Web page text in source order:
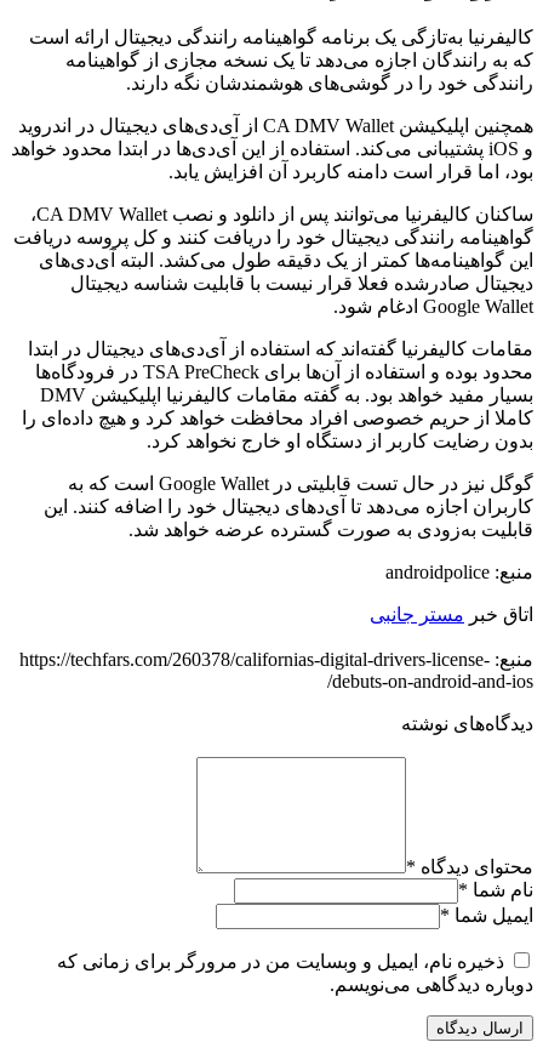
کالیفرنیا به‌تازگی یک برنامه گواهینامه رانندگی دیجیتال ارائه است
که به رانندگان اجازه می‌دهد تا یک نسخه مجازی از گواهینامه
رانندگی خود را در گوشی‌های هوشمندشان نگه دارند.
همچنین اپلیکیشن CA DMV Wallet از آی‌دی‌های دیجیتال در اندروید
و iOS پشتیبانی می‌کند. استفاده از این آی‌دی‌ها در ابتدا محدود خواهد
بود، اما قرار است دامنه کاربرد آن افزایش یابد.
ساکنان کالیفرنیا می‌توانند پس از دانلود و نصب CA DMV Wallet،
گواهینامه رانندگی دیجیتال خود را دریافت کنند و کل پروسه دریافت
این گواهینامه‌ها کمتر از یک دقیقه طول می‌کشد. البته آی‌دی‌های
دیجیتال صادرشده فعلا قرار نیست با قابلیت شناسه دیجیتال
Google Wallet ادغام شود.
مقامات کالیفرنیا گفته‌اند که استفاده از آی‌دی‌های دیجیتال در ابتدا
محدود بوده و استفاده از آن‌ها برای TSA PreCheck در فرودگاه‌ها
بسیار مفید خواهد بود. به گفته مقامات کالیفرنیا اپلیکیشن DMV
کاملا از حریم خصوصی افراد محافظت خواهد کرد و هیچ داده‌ای را
بدون رضایت کاربر از دستگاه او خارج نخواهد کرد.
گوگل نیز در حال تست قابلیتی در Google Wallet است که به
کاربران اجازه می‌دهد تا آی‌دهای دیجیتال خود را اضافه کنند. این
قابلیت به‌زودی به صورت گسترده عرضه خواهد شد.
منبع: androidpolice
اتاق خبر مستر جانبی
منبع: https://techfars.com/260378/californias-digital-drivers-license-
debuts-on-android-and-ios/
دیدگاه‌های نوشته
محتوای دیدگاه *
نام شما *
ایمیل شما *
ذخیره نام، ایمیل و وبسایت من در مرورگر برای زمانی که
دوباره دیدگاهی می‌نویسم.